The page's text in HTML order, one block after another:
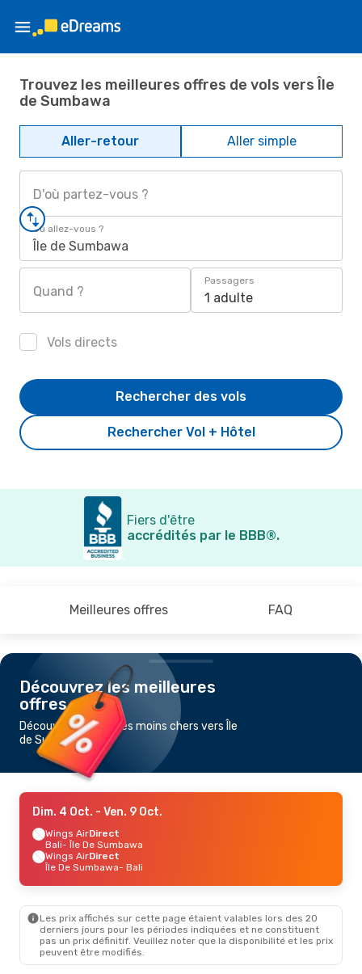
Trouvez les meilleures offres de vols vers Île
de Sumbawa
Aller-retour Aller simple
D'où partez-vous ?
Où allez-vous ?
Île de Sumbawa
Quand ?
Passagers
1 adulte
Vols directs
Rechercher Vol + Hôtel
Rechercher des vols
Fiers d'être
accrédités par le BBB®.
Meilleures offres FAQ
Découvrez les meilleures
offres
Découvrez les vols les moins chers vers Île
de Sumbawa
Dim. 4 Oct. - Ven. 9 Oct.
Wings AirDirect
Bali- Île De Sumbawa
Wings AirDirect
Île De Sumbawa- Bali
Les prix affichés sur cette page étaient valables lors des 20
derniers jours pour les périodes indiquées et ne constituent
pas un prix définitif. Veuillez noter que la disponibilité et les prix
peuvent être modifiés.